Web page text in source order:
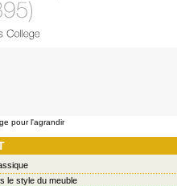
pour l'agrandir
le style du meuble